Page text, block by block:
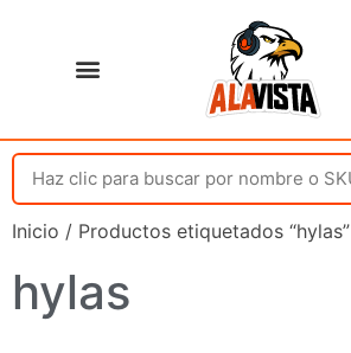
Inicio / Productos etiquetados “hylas”
hylas